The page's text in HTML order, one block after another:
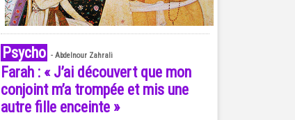
Psycho - Abdelnour Zahrali
Farah : « J’ai découvert que mon
conjoint m’a trompée et mis une
autre fille enceinte »